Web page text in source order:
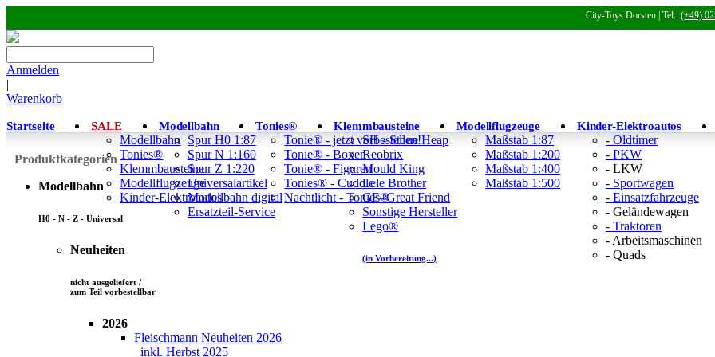
City-Toys Dorsten | Tel.: (+49)
Anmelden
|
Warenkorb
Startseite SALE
Modellbahn
Tonies®
Klemmbausteine
Modellflugzeuge
Kinder-Elektroautos
Modellbahn
Spur H0 1:87
Spur N 1:160
Spur Z 1:220
Universalartikel
Modellbahn digital
Ersatzteil-Service
Tonies®
Tonie® - jetzt vorbestellen!
Tonie® - Boxen
Tonie® - Figuren
Tonies® - Cuddle
Nachtlicht - Tonies®
Klemmbausteine
SH - Stone Heap
Reobrix
Mould King
Lele Brother
GF- Great Friend
Sonstige Hersteller
Lego®
(in Vorbereitung...)
Modellflugzeuge
Maßstab 1:87
Maßstab 1:200
Maßstab 1:400
Maßstab 1:500
Kinder-Elektroautos
- Oldtimer
- PKW
- LKW
- Sportwagen
- Einsatzfahrzeuge
- Geländewagen
- Traktoren
- Arbeitsmaschinen
- Quads
Produktkategorien
Modellbahn
H0 - N - Z - Universal
Neuheiten
nicht ausgeliefert /
zum Teil vorbestellbar
2026
Fleischmann Neuheiten 2026
inkl. Herbst 2025